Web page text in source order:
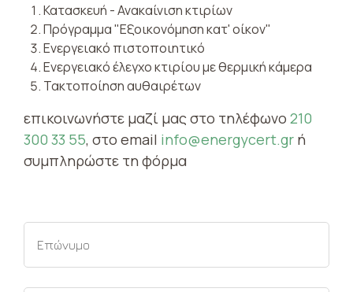
Κατασκευή - Ανακαίνιση κτιρίων
Πρόγραμμα "Εξοικονόμηση κατ' οίκον"
Ενεργειακό πιστοποιητικό
Ενεργειακό έλεγχο κτιρίου με θερμική κάμερα
Τακτοποίηση αυθαιρέτων
επικοινωνήστε μαζί μας στο τηλέφωνο 210
300 33 55, στο email info@energycert.gr ή
συμπληρώστε τη φόρμα